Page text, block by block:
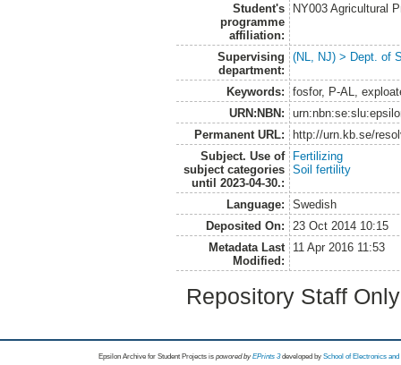
Student's
programme
affiliation:
NY003 Agricultural
Supervising
department:
(NL, NJ) > Dept. of
Keywords:
fosfor, P-AL,
URN:NBN:
Permanent URL:
http://urn.kb.se/
Subject. Use of
subject categories
until 2023-04-30.:
Fertilizing
Soil fertility
Language:
Swedish
Deposited On:
23 Oct 2014 10:15
Metadata Last
Modified:
11 Apr 2016 11:53
Repository Staff
Epsilon Archive for Student Projects is powored byEPrints 3 developed by School of Electronics